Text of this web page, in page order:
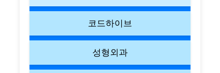
코드하이브
성형외과